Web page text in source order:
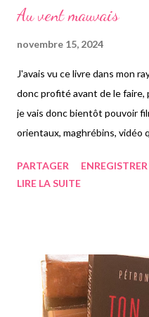
Au vent mauvais
novembre 15, 2024
J'avais vu ce livre dans mon
donc profité avant de le faire,
je vais donc bientôt pouvoir
orientaux, maghrébins, vidéo
moi pour la Corée, que j'ai
toujours, tout comme son
jeune homme ambitieux, se
d'étudier tandis que Tarek
PARTAGER
LIRE LA SUITE